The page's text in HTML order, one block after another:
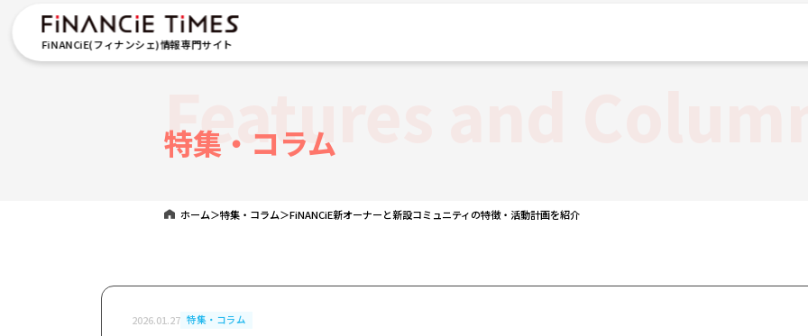
FiNANCiE(フィナンシェ)情報専門サイト
特集・コラム
Features and
ホーム＞特集・コラム＞FiNANCiE新オーナーと新設コミュニティの特徴・活動計画を紹介
2026.01.27 特集・コラム